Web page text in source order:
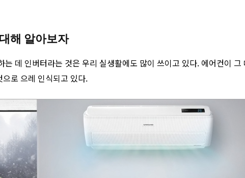
해 알아보자
데 인버터라는 것은 우리 실생활에도 많이 쓰이고 있다. 에어컨이
로 으레 인식되고 있다.